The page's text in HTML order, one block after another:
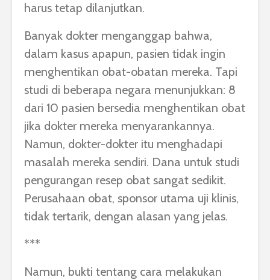
harus tetap dilanjutkan.
Banyak dokter menganggap bahwa,
dalam kasus apapun, pasien tidak ingin
menghentikan obat-obatan mereka. Tapi
studi di beberapa negara menunjukkan: 8
dari 10 pasien bersedia menghentikan obat
jika dokter mereka menyarankannya.
Namun, dokter-dokter itu menghadapi
masalah mereka sendiri. Dana untuk studi
pengurangan resep obat sangat sedikit.
Perusahaan obat, sponsor utama uji klinis,
tidak tertarik, dengan alasan yang jelas.
***
Namun, bukti tentang cara melakukan